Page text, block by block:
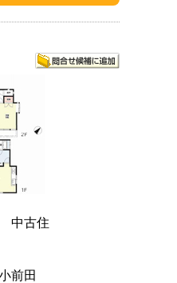
中古住
前田